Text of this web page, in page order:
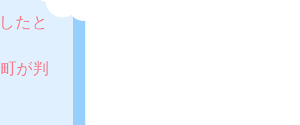
たと
が判